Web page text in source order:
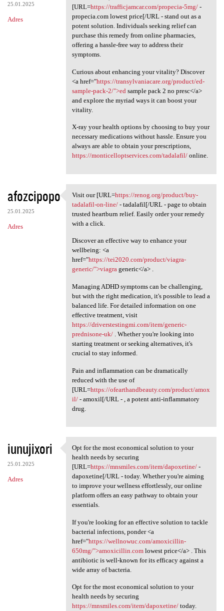
25.01.2025
Adres
[URL=https://trafficjamcar.com/propecia-5mg/-
propecia.com lowest price[/URL - stand out as a
potent solution. Individuals seeking relief can
purchase this remedy from online pharmacies,
offering a hassle-free way to address their
symptoms.
Curious about enhancing your vitality? Discover
<a href="https://transylvaniacare.org/product/ed-
sample-pack-2/">ed sample pack 2 no presc</a>
and explore the myriad ways it can boost your
vitality.
X-ray your health options by choosing to buy your
necessary medications without hassle. Ensure you
always are able to obtain your prescriptions,
https://monticelloptservices.com/tadalafil/online.
afozcipopo
25.01.2025
Adres
Visit our [URL=https://renog
Visit our [URL=https://renog.org/product/buy-
tadalafil-on-line/- tadalafil[/URL - page to obtain
trusted heartburn relief. Easily order your remedy
with a click.
Discover an effective way to enhance your
wellbeing: <a
href="https://tei2020.com/product/viagra-
generic/">viagrageneric</a> .
Managing ADHD symptoms can be challenging,
but with the right medication, it's possible to lead a
balanced life. For detailed information on one
effective treatment, visit
https://driverstestingmi.com/item/generic-
prednisone-uk/. Whether you're looking into
starting treatment or seeking alternatives, it's
crucial to stay informed.
Pain and inflammation can be dramatically
reduced with the use of
[URL=https://ofearthandbeauty.com/product/amox
il/- amoxil[/URL - , a potent anti-inflammatory
drug.
iunujixori
25.01.2025
Adres
Opt for the most economical
Opt for the most economical solution to your
health needs by securing
[URL=https://mnsmiles.com/item/dapoxetine/-
dapoxetine[/URL - today. Whether you're aiming
to improve your wellness effortlessly, our online
platform offers an easy pathway to obtain your
essentials.
If you're looking for an effective solution to tackle
bacterial infections, ponder <a
href="https://wellnowuc.com/amoxicillin-
650mg/">amoxicillin.comlowest price</a> . This
antibiotic is well-known for its efficacy against a
wide array of bacteria.
Opt for the most economical solution to your
health needs by securing
https://mnsmiles.com/item/dapoxetine/today.